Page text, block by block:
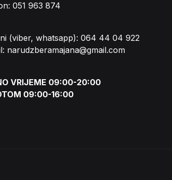
051 963 874
(viber, whatsapp): 064 44 04 922
narudzberamajana@gmail.com
VRIJEME 09:00-20:00
09:00-16:00